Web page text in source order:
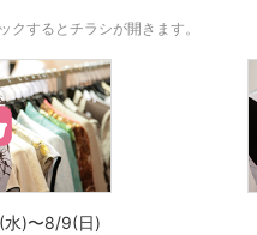
クするとチラシが開きます。
)〜8/9(日)